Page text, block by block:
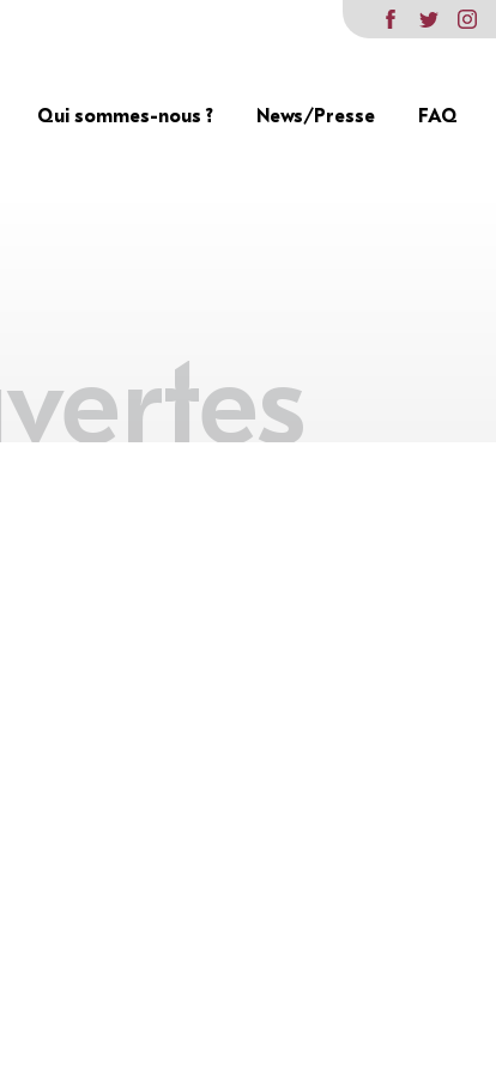
Qui sommes-nous ? News/Presse FAQ